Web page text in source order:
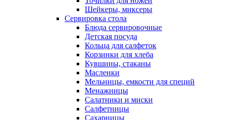
Шейкеры, миксеры
Сервировка стола
Блюда сервировочные
Детская посуда
Кольца для салфеток
Корзинки для хлеба
Кувшины, стаканы
Масленки
Мельницы, емкости для специй
Менажницы
Салатники и миски
Салфетницы
Сахарницы